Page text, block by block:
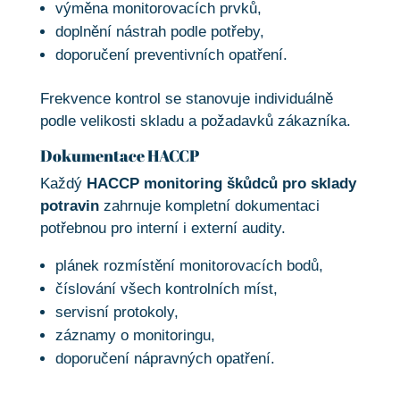
výměna monitorovacích prvků,
doplnění nástrah podle potřeby,
doporučení preventivních opatření.
Frekvence kontrol se stanovuje individuálně
podle velikosti skladu a požadavků zákazníka.
Dokumentace HACCP
Každý HACCP monitoring škůdců pro sklady
potravinzahrnuje kompletní dokumentaci
potřebnou pro interní i externí audity.
plánek rozmístění monitorovacích bodů,
číslování všech kontrolních míst,
servisní protokoly,
záznamy o monitoringu,
doporučení nápravných opatření.